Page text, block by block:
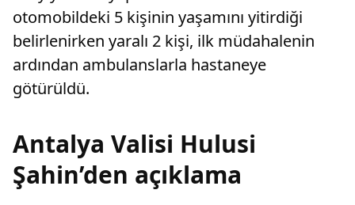
otomobildeki 5 kişinin yaşamını yitirdiği
belirlenirken yaralı 2 kişi, ilk müdahalenin
ardından ambulanslarla hastaneye
götürüldü.
Antalya Valisi Hulusi
Şahin’den açıklama